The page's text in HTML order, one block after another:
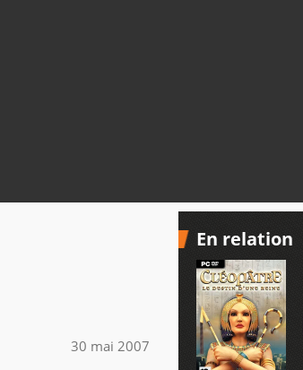
30 mai 2007
En relation